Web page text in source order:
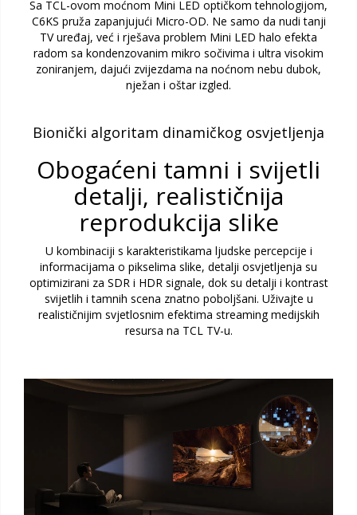
Sa TCL-ovom moćnom Mini LED optičkom tehnologijom,
C6KS pruža zapanjujući Micro-OD. Ne samo da nudi tanji
TV uređaj, već i rješava problem Mini LED halo efekta
radom sa kondenzovanim mikro sočivima i ultra visokim
zoniranjem, dajući zvijezdama na noćnom nebu dubok,
nježan i oštar izgled.
Bionički algoritam dinamičkog osvjetljenja
Obogaćeni tamni i svijetli
detalji, realističnija
reprodukcija slike
U kombinaciji s karakteristikama ljudske percepcije i
informacijama o pikselima slike, detalji osvjetljenja su
optimizirani za SDR i HDR signale, dok su detalji i kontrast
svijetlih i tamnih scena znatno poboljšani. Uživajte u
realističnijim svjetlosnim efektima streaming medijskih
resursa na TCL TV-u.